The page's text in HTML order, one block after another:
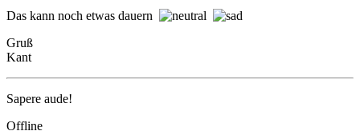
Das kann noch etwas dauern
Gruß
Kant
Sapere aude!
Offline